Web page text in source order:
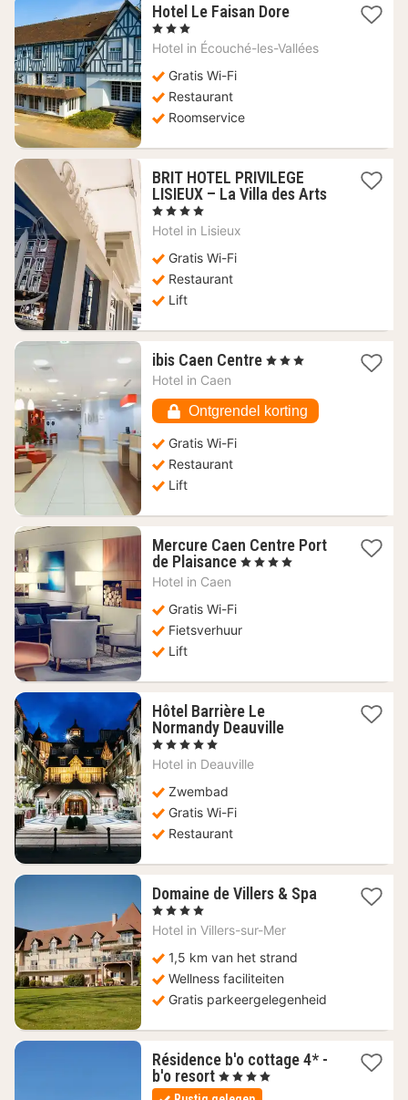
Hotel Le Faisan Dore1
vanaf
, 3 Sterren
Hotel in Écouché-les-Vallées
Gratis Wi-Fi
Restaurant
Roomservice
BRIT HOTEL PRIVILEGE
LISIEUX – La Villa des Arts
1
nacht
70,10
€
, 4 Sterren
Hotel in Lisieux
Gratis Wi-Fi
Restaurant
Lift
ibis Caen Centre 1
129,14
€
, 3 Sterren
Hotel in Caen
Ontgrendel korting
Gratis Wi-Fi
Restaurant
Lift
Mercure Caen Centre Port
de Plaisance 1
€
, 4 Sterren
Hotel in Caen
Gratis Wi-Fi
Fietsverhuur
Lift
Hôtel Barrière Le
Normandy Deauville1
, 5 Sterren
Hotel in Deauville
Zwembad
Gratis Wi-Fi
Restaurant
Domaine de Villers & Spa1
, 4 Sterren
Hotel in Villers-sur-Mer
1,5 km van het strand
Wellness faciliteiten
Gratis parkeergelegenheid
Résidence b'o cottage 4* -
b'o resort 1
nacht
, 4 Sterren